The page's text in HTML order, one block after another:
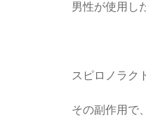
男性が使用し
スピロノラク
その副作用で